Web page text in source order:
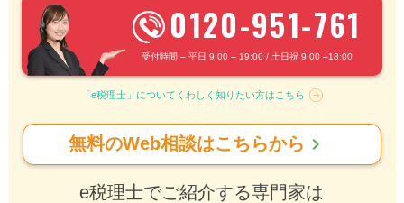
0120-951-761
受付時間 – 平日 9:00 – 19:00 / 土日祝 9:00 –18:00
「e税理士」についてくわしく知りたい方はこちら
無料のWeb相談はこちらから chevron_right
e税理士でご紹介する専門家は